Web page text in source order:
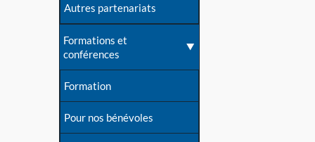
Autres partenariats
Formations et
conférences
Formation
Pour nos bénévoles